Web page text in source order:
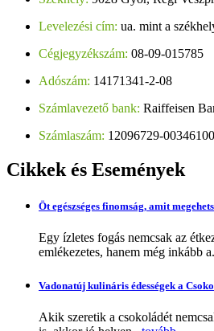
Levelezési cím: ua. mint a
Cégjegyzékszám: 08-09-015785
Adószám: 14171341-2-08
Számlavezető bank: Raiffeisen
Számlaszám: 12096729-
Cikkek és Események
Öt egészséges finomság, amit
Egy ízletes fogás nemcsak az
emlékezetes, hanem még inkább
Vadonatúj kulináris édességek a
Akik szeretik a csokoládét